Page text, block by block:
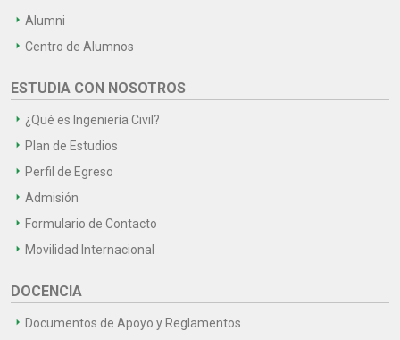
Alumni
Centro de Alumnos
ESTUDIA CON NOSOTROS
¿Qué es Ingeniería Civil?
Plan de Estudios
Perfil de Egreso
Admisión
Formulario de Contacto
Movilidad Internacional
DOCENCIA
Documentos de Apoyo y Reglamentos